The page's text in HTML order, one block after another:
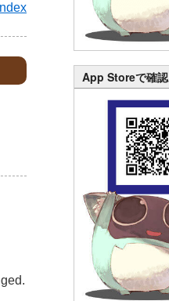
App Storeで確認